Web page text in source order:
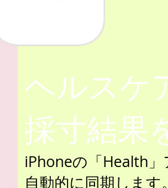
ヘルスケ
採寸結果
iPhoneの「Health
自動的に同期します。